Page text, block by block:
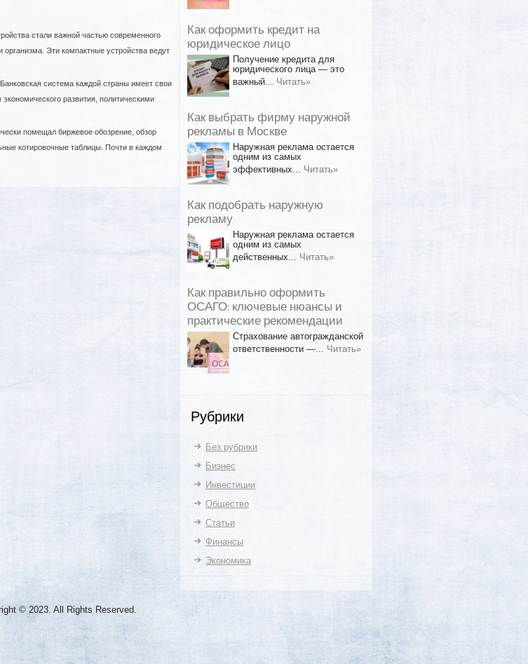
стали важной частью современного
Эти компактные устройства ведут
Банковская система каждой страны имеет свои
развития, политическими
помещал биржевое обозрение, обзор
котировочные таблицы. Почти в каждом
Как оформить кредит на
юридическое лицо
Получение кредита для
юридического лица — это
важный... Читать»
Как выбрать фирму наружной
рекламы в Москве
Наружная реклама остается
одним из самых
эффективных... Читать»
Как подобрать наружную
рекламу
Наружная реклама остается
одним из самых
действенных... Читать»
Как правильно оформить
ОСАГО: ключевые нюансы и
практические рекомендации
Страхование автогражданской
ответственности —... Читать»
Рубрики
Без рубрики
Бизнес
Инвестиции
Общество
Статьи
Финансы
Экономика
© 2023. All Rights Reserved.